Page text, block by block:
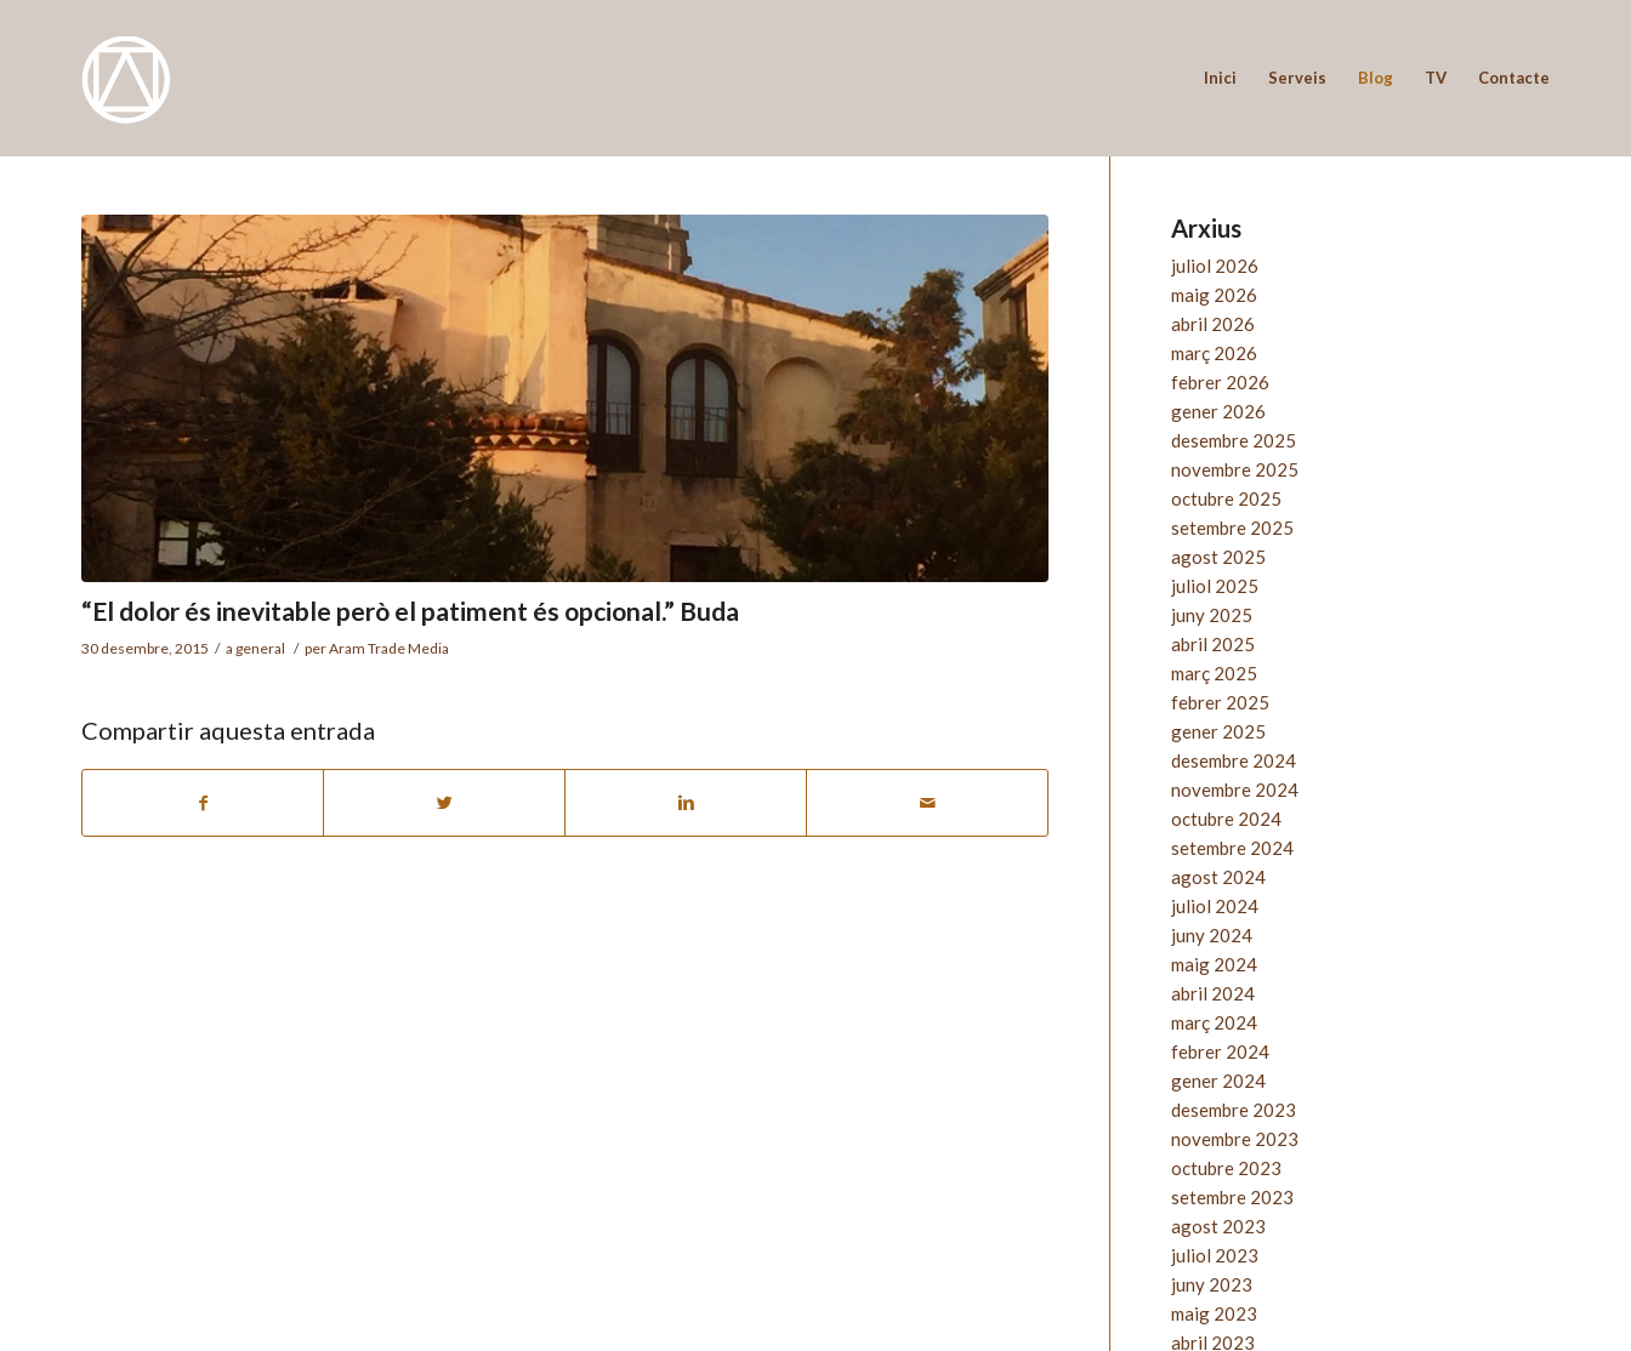
Inici Serveis Blog TV Contacte
“El dolor és inevitable però el patiment és opcional.” Buda
30 desembre, 2015 / a general / perAram Trade Media
Compartir aquesta entrada
Arxius
juliol 2026
maig 2026
abril 2026
març 2026
febrer 2026
gener 2026
desembre 2025
novembre 2025
octubre 2025
setembre 2025
agost 2025
juliol 2025
juny 2025
abril 2025
març 2025
febrer 2025
gener 2025
desembre 2024
novembre 2024
octubre 2024
setembre 2024
agost 2024
juliol 2024
juny 2024
maig 2024
abril 2024
març 2024
febrer 2024
gener 2024
desembre 2023
novembre 2023
octubre 2023
setembre 2023
agost 2023
juliol 2023
juny 2023
maig 2023
abril 2023